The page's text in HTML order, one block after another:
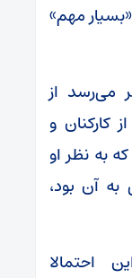
مهم»
می‌رسد از
کارکنان و
به نظر او
آن بود،
احتمالا